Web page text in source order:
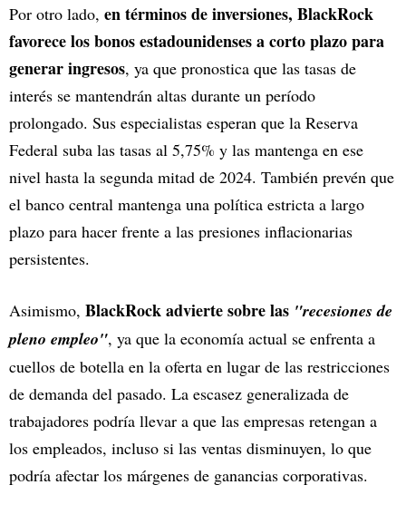
Por otro lado, en términos de inversiones, BlackRock
favorece los bonos estadounidenses a corto plazo para
generar ingresos, ya que pronostica que las tasas de
interés se mantendrán altas durante un período
prolongado. Sus especialistas esperan que la Reserva
Federal suba las tasas al 5,75% y las mantenga en ese
nivel hasta la segunda mitad de 2024. También prevén que
el banco central mantenga una política estricta a largo
plazo para hacer frente a las presiones inflacionarias
persistentes.
Asimismo, BlackRock advierte sobre las "recesiones de
pleno empleo", ya que la economía actual se enfrenta a
cuellos de botella en la oferta en lugar de las restricciones
de demanda del pasado. La escasez generalizada de
trabajadores podría llevar a que las empresas retengan a
los empleados, incluso si las ventas disminuyen, lo que
podría afectar los márgenes de ganancias corporativas.